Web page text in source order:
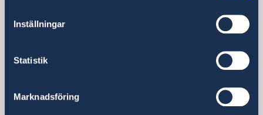
Inställningar
Statistik
Marknadsföring
+385 1 492 51 00
E-postadress
ambassaden.zagreb-